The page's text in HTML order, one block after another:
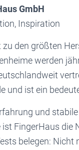
GmbH
Inspiration
den größten
werden
und ist ein
und
FingerHaus die
belegen: